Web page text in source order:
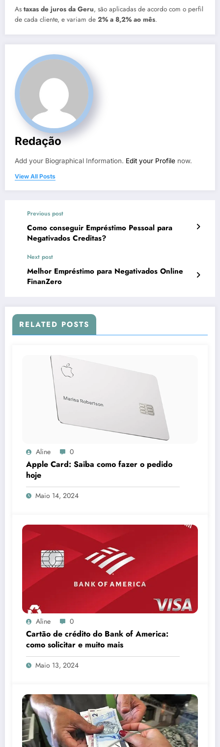
As taxas de juros da Geru, são aplicadas de acordo com o perfil
de cada cliente, e variam de 2% a 8,2% ao mês.
Redação
Add your Biographical Information. Edit your Profile now.
View All Posts
Previous post
Como conseguir Empréstimo Pessoal para
Negativados Creditas?
Next post
Melhor Empréstimo para Negativados Online
FinanZero
RELATED POSTS
Aline 0
Apple Card: Saiba como fazer o pedido
hoje
Maio 14, 2024
Aline 0
Cartão de crédito do Bank of America:
como solicitar e muito mais
Maio 13, 2024